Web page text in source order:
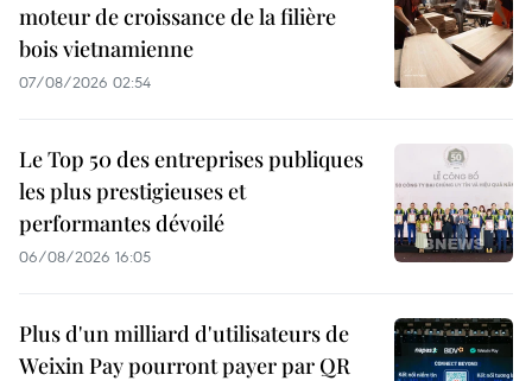
moteur de croissance de la filière
bois vietnamienne
07/08/2026 02:54
Le Top 50 des entreprises publiques
les plus prestigieuses et
performantes dévoilé
06/08/2026 16:05
Plus d'un milliard d'utilisateurs de
Weixin Pay pourront payer par QR